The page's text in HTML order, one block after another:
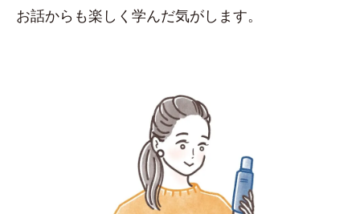
お話からも楽しく学んだ気がします。